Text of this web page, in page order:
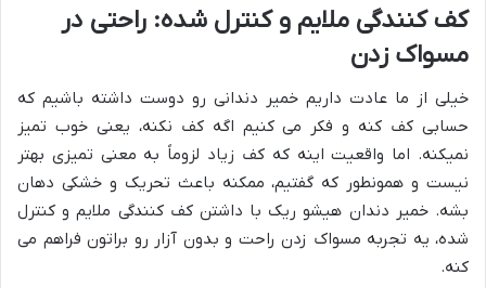
کف کنندگی ملایم و کنترل شده: راحتی در
مسواک زدن
خیلی از ما عادت داریم خمیر دندانی رو دوست داشته باشیم که
حسابی کف کنه و فکر می کنیم اگه کف نکنه، یعنی خوب تمیز
نمیکنه. اما واقعیت اینه که کف زیاد لزوماً به معنی تمیزی بهتر
نیست و همونطور که گفتیم، ممکنه باعث تحریک و خشکی دهان
بشه. خمیر دندان هیشو ریک با داشتن کف کنندگی ملایم و کنترل
شده، یه تجربه مسواک زدن راحت و بدون آزار رو براتون فراهم می
کنه.